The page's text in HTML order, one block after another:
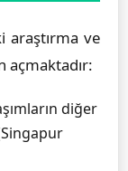
araştırma ve
açmaktadır:
diğer